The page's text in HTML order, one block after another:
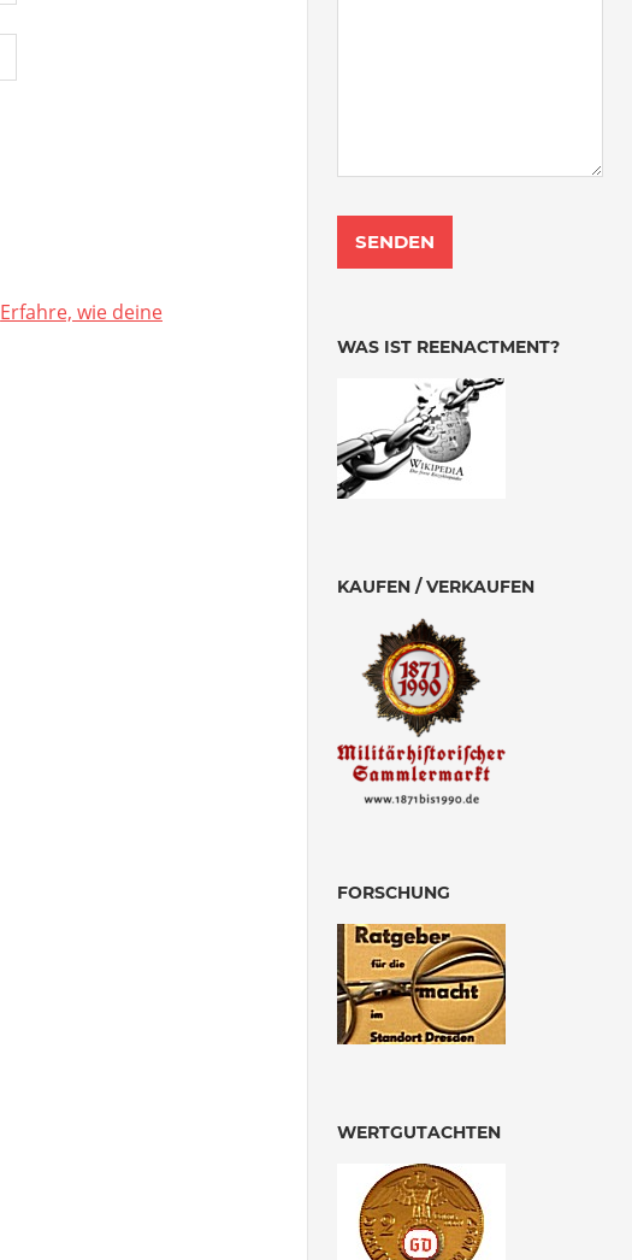
Erfahre, wie deine
WAS IST REENACTMENT?
KAUFEN / VERKAUFEN
FORSCHUNG
WERTGUTACHTEN